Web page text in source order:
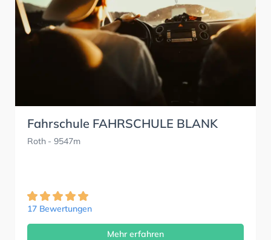
Fahrschule FAHRSCHULE BLANK
Roth - 9547m
17 Bewertungen
Mehr erfahren